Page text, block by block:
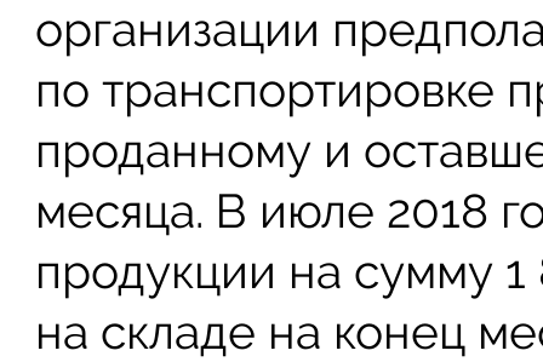
организации
по транспортировке
проданному и
месяца. В июле 2018
продукции на сумму
на складе на конец